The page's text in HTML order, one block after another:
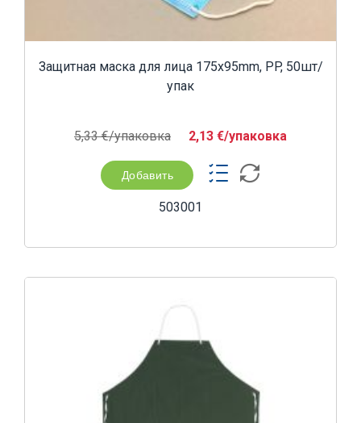
Защитная маска для лица 175x95mm, PP, 50шт/
упак
5,33 €/yпаковка 2,13 €/yпаковка
Добавить
503001